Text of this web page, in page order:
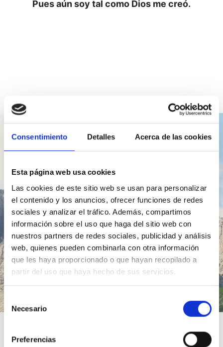
Consentimiento Detalles Acerca de las cookies
Esta página web usa cookies
Las cookies de este sitio web se usan para personalizar
el contenido y los anuncios, ofrecer funciones de redes
sociales y analizar el tráfico. Además, compartimos
información sobre el uso que haga del sitio web con
nuestros partners de redes sociales, publicidad y análisis
web, quienes pueden combinarla con otra información
que les haya proporcionado o que hayan recopilado a
partir del uso que haya hecho de sus servicios.
Selección
de Necesario
Preferencias
Pues aún soy tal como Dios me creó.
Lección del día
Ir
Introducción Índice